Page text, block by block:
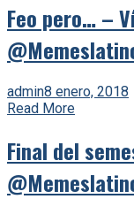
Feo pero… –
admin8 enero, 2018
Read More
Final del